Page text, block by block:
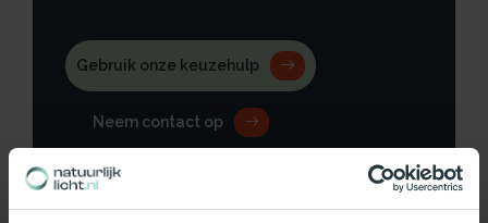
Gebruik onze keuzehulp
Neem contact op